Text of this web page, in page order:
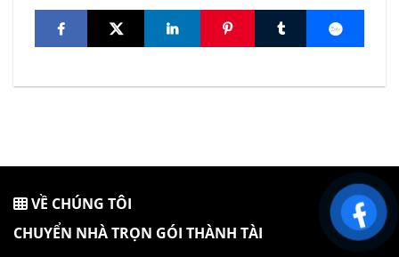
VỀ CHÚNG TÔI
CHUYỂN NHÀ TRỌN GÓI THÀNH TÀI